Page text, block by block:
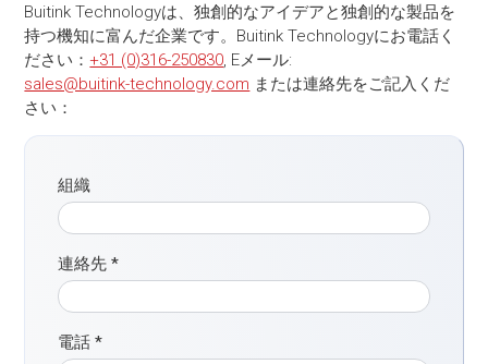
Buitink Technologyは、独創的なアイデアと独創的な製品を
持つ機知に富んだ企業です。Buitink Technologyにお電話く
ださい： +31 (0)316-250830, Eメール:
sales@buitink-technology.com または連絡先をご記入くだ
さい：
組織
連絡先*
電話*